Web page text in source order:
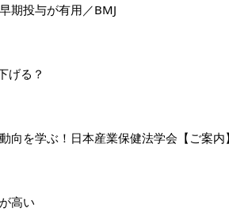
期投与が有用／BMJ
げる？
向を学ぶ！日本産業保健法学会【ご案内
高い